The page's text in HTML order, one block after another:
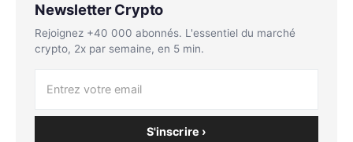
Newsletter Crypto
Rejoignez +40 000 abonnés. L'essentiel du marché
crypto, 2x par semaine, en 5 min.
S'inscrire ›